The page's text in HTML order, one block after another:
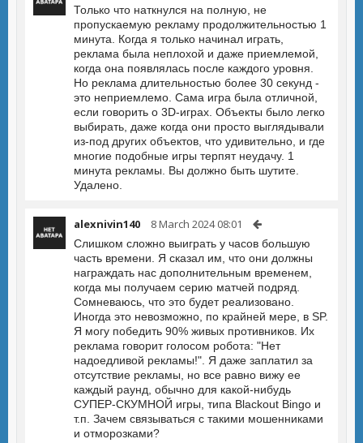
Только что наткнулся на полную, не
пропускаемую рекламу продолжительностью 1
минута. Когда я только начинал играть,
реклама была неплохой и даже приемлемой,
когда она появлялась после каждого уровня.
Но реклама длительностью более 30 секунд -
это неприемлемо. Сама игра была отличной,
если говорить о 3D-играх. Объекты было легко
выбирать, даже когда они просто выглядывали
из-под других объектов, что удивительно, и где
многие подобные игры терпят неудачу. 1
минута рекламы. Вы должно быть шутите.
Удалено.
alexnivin140 8 March 2024 08:01
Слишком сложно выиграть у часов большую
часть времени. Я сказал им, что они должны
награждать нас дополнительным временем,
когда мы получаем серию матчей подряд.
Сомневаюсь, что это будет реализовано.
Иногда это невозможно, по крайней мере, в SP.
Я могу победить 90% живых противников. Их
реклама говорит голосом робота: "Нет
надоедливой рекламы!". Я даже заплатил за
отсутствие рекламы, но все равно вижу ее
каждый раунд, обычно для какой-нибудь
СУПЕР-СКУМНОЙ игры, типа Blackout Bingo и
т.п. Зачем связываться с такими мошенниками
и отморозками?